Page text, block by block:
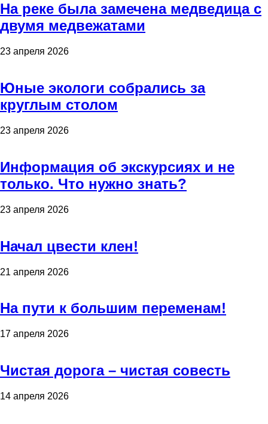
На реке была замечена медведица с
двумя медвежатами
23 апреля 2026
Юные экологи собрались за
круглым столом
23 апреля 2026
Информация об экскурсиях и не
только. Что нужно знать?
23 апреля 2026
Начал цвести клен!
21 апреля 2026
На пути к большим переменам!
17 апреля 2026
Чистая дорога – чистая совесть
14 апреля 2026